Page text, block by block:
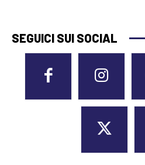
SEGUICI SUI SOCIAL